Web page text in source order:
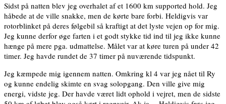
Sidst på natten blev jeg overhalet af et 1600 km supported hold. Jeg
håbede at de ville snakke, men de kørte bare forbi. Heldigvis var
rotorblinket på deres følgebil så kraftigt at det lyste vejen op for mig.
Jeg kunne derfor øge farten i et godt stykke tid ind til jeg ikke kunne
hænge på mere pga. udmattelse. Målet var at køre turen på under 42
timer. Jeg havde rundet de 37 timer på nuværende tidspunkt.
Jeg kæmpede mig igennem natten. Omkring kl 4 var jeg nået til Ry
og kunne endelig skimte en svag solopgang. Den ville give mig
energi, vidste jeg. Der havde været lidt ophold i vejret, men de sidste